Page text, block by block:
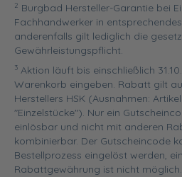
2 Burgbad Hersteller-Garantie bei
Fachhandwerker in
anderenfalls gilt lediglich die
Gewährleistungspflicht.
3 Aktion läuft bis einschließlich
Warenkorb eingeben. Rabatt gilt
Herstellers HSK (Ausnahmen:
"Einzelstücke"). Nur ein
einlösbar und nicht mit anderen
kombinierbar. Der Gutscheincode
Bestellprozess eingelöst werden,
Rabattgewährung ist nicht möglich.